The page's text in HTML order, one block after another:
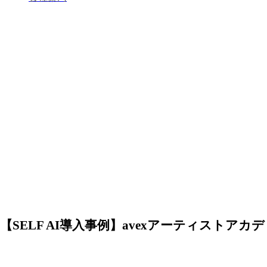
【SELF AI導入事例】avexアーティストアカ